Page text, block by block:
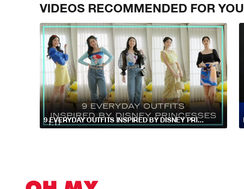
VIDEOS RECOMMENDED FOR YOU
1:17 9 EVERYDAY OUTFITS INSPIRED BY DISNEY PRINCESSES